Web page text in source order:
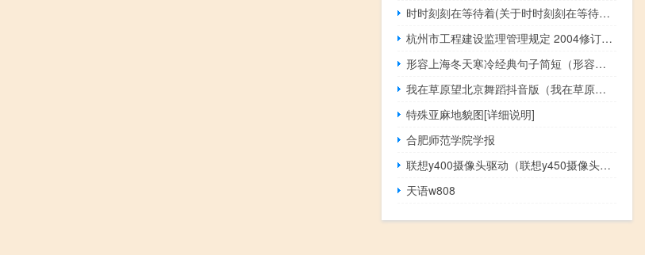
时时刻刻在等待着(关于时时刻刻在等待着的简介)
杭州市工程建设监理管理规定 2004修订(关于杭州市工程建设监理管理规定 2004修订的简介)
形容上海冬天寒冷经典句子简短（形容上海冬天寒冷经典句子）
我在草原望北京舞蹈抖音版（我在草原望北京）
特殊亚麻地貌图[详细说明]
合肥师范学院学报
联想y400摄像头驱动（联想y450摄像头驱动安装不了）
天语w808